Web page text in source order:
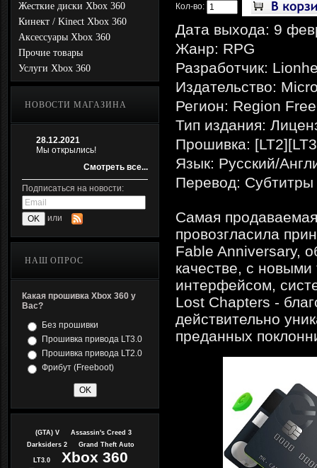
Жесткие диски Xbox 360
Кинект / Kinect Xbox 360
Аксессуары Xbox 360
Прочие товары
Услуги Xbox 360
НОВОСТИ МАГАЗИНА
28.12.2021
Мы открылись!
Смотреть все...
Подписаться на новости:
или
НАШ ОПРОС
Какая прошивка Xbox 360 у
Вас?
Без прошивки
Прошивка привода LT3.0
Прошивка привода LT2.0
Фрибут (Freeboot)
(GTA) V
Assassin's Creed 3
Darksiders 2
Grand Theft Auto
LT3.0 Xbox 360
Кол-во:
Дата выхода: 9
Жанр: RPG
Разработчик:
Издательство:
Регион: Region Free
Тип издания:
Прошивка:
Язык: Русский/
Перевод: Субтитры
Самая
провозгласила
Fable Anniversary,
качестве, с
интерфейсом,
Lost Chapters -
действительно
преданных